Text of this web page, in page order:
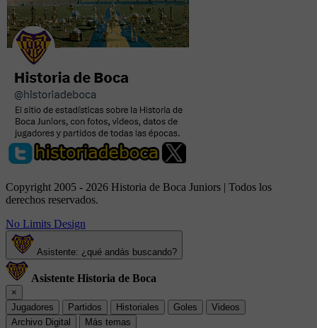
Copyright 2005 - 2026 Historia de Boca Juniors | Todos los
derechos reservados.
No Limits Design
Asistente: ¿qué andás buscando?
Asistente Historia de Boca
×
Jugadores
Partidos Historiales Goles
Videos
Archivo Digital
Más temas